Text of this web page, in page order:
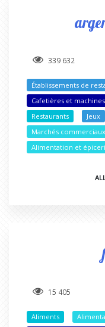
339 632
Établissements de
Cafetières et
Restaurants
Jeux
Marchés
Alimentation et
15 405
Aliments